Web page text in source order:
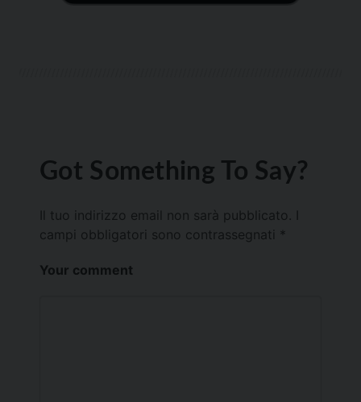
Got Something To Say?
Il tuo indirizzo email non sarà pubblicato.
campi obbligatori sono contrassegnati *
Your comment